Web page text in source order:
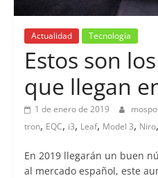
Actualidad Tecnología
Estos son
que llegan
1 de enero de 2019
tron, EQC, i3, Leaf, Model 3, Niro,
En 2019 llegarán un buen
al mercado español, este